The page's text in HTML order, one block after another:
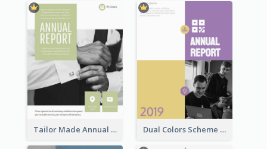
Tailor Made Annual Report Dual Colors Scheme Annual Report